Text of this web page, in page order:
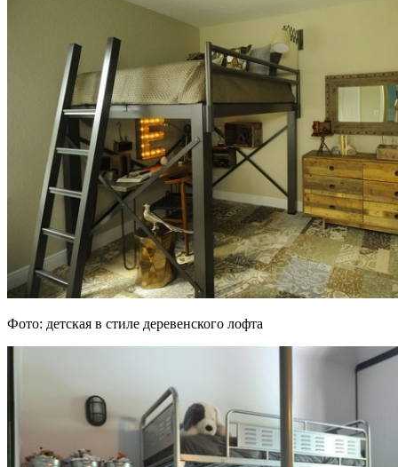
Фото: детская в стиле деревенского лофта